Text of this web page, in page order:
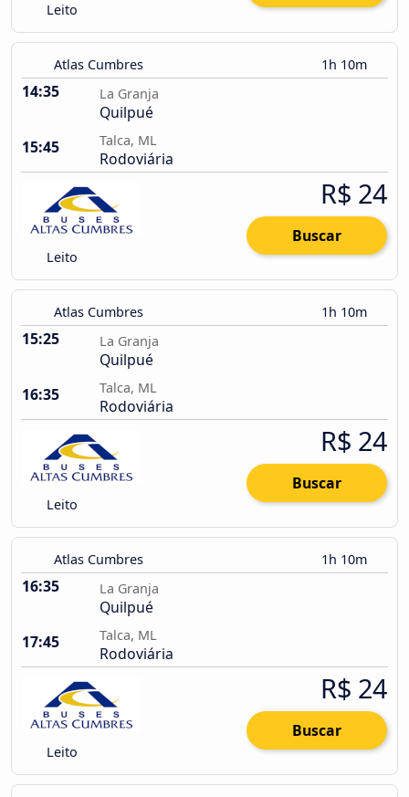
Leito
Atlas Cumbres 1h 10m
14:35 La Granja
Quilpué
15:45
Talca, ML
Rodoviária
Leito
R$ 24
Buscar
Atlas Cumbres 1h 10m
15:25 La Granja
Quilpué
16:35
Talca, ML
Rodoviária
Leito
R$ 24
Buscar
Atlas Cumbres 1h 10m
16:35 La Granja
Quilpué
17:45
Talca, ML
Rodoviária
Leito
R$ 24
Buscar